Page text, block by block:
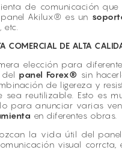
de comunicación
Akilux® es un
COMERCIAL DE ALTA
elección para
del panel Forex® sin
de ligereza y
sea reutilizable. Esto es
para anunciar varias
en diferentes obras.
la vida útil del
visual